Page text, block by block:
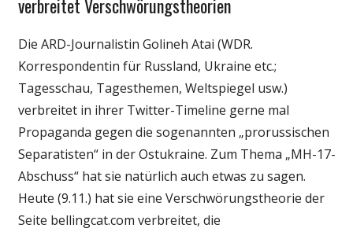
Politik
Webfundstück
verbreitet Verschwörungstheorien
Die ARD-Journalistin Golineh Atai (WDR.
Korrespondentin für Russland, Ukraine etc.;
Tagesschau, Tagesthemen, Weltspiegel usw.)
verbreitet in ihrer Twitter-Timeline gerne mal
Propaganda gegen die sogenannten „prorussischen
Separatisten“ in der Ostukraine. Zum Thema „MH-17-
Abschuss“ hat sie natürlich auch etwas zu sagen.
Heute (9.11.) hat sie eine Verschwörungstheorie der
Seite bellingcat.com verbreitet, die